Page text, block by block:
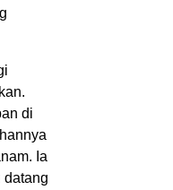
di
Ia
datang